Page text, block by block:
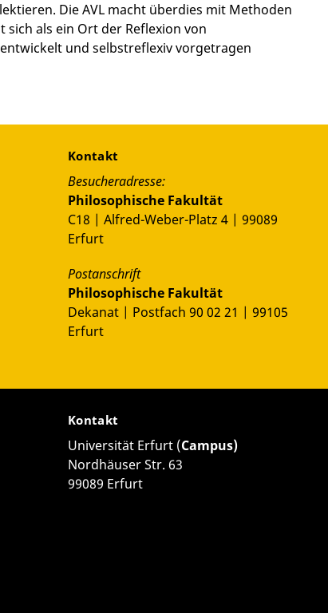
Die AVL macht überdies mit Methoden
als ein Ort der Reflexion von
und selbstreflexiv vorgetragen
Kontakt
Besucheradresse:
Philosophische Fakultät
C18 | Alfred-Weber-Platz 4 | 99089
Erfurt
Postanschrift
Philosophische Fakultät
Dekanat | Postfach 90 02 21 | 99105
Erfurt
Kontakt
Universität Erfurt (Campus)
Nordhäuser Str. 63
99089 Erfurt